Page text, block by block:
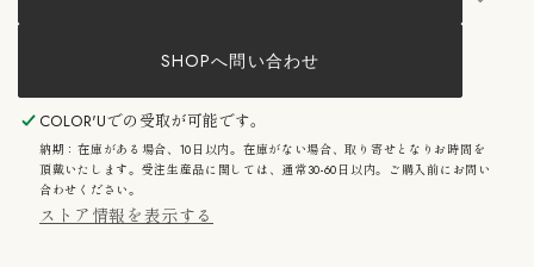
ビ
ー
ル
ス
ト
ー
ン
ロ
ビ
ー
ル
ス
ト
ー
ン
SHOPへ問い合わせ
COLOR'Uでの受取が可能です。
納期：在庫がある場合、10日以内。在庫がない場合、取り寄せとなりお時間を
頂戴いたします。受注生産品に関しては、通常30-60日以内。ご購入前にお問い
合わせください。
ストア情報を表示する